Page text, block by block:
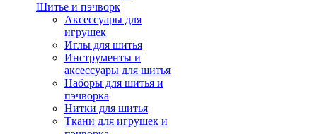
Шитье и пэчворк
Аксессуары для
игрушек
Иглы для шитья
Инструменты и
аксессуары для шитья
Наборы для шитья и
пэчворка
Нитки для шитья
Ткани для игрушек и